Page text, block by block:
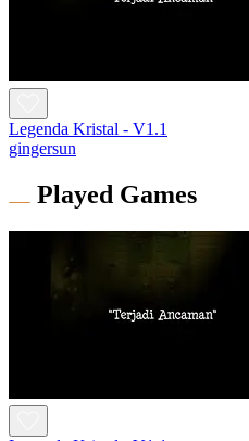
Legenda Kristal - V1.1
gingersun
Played Games